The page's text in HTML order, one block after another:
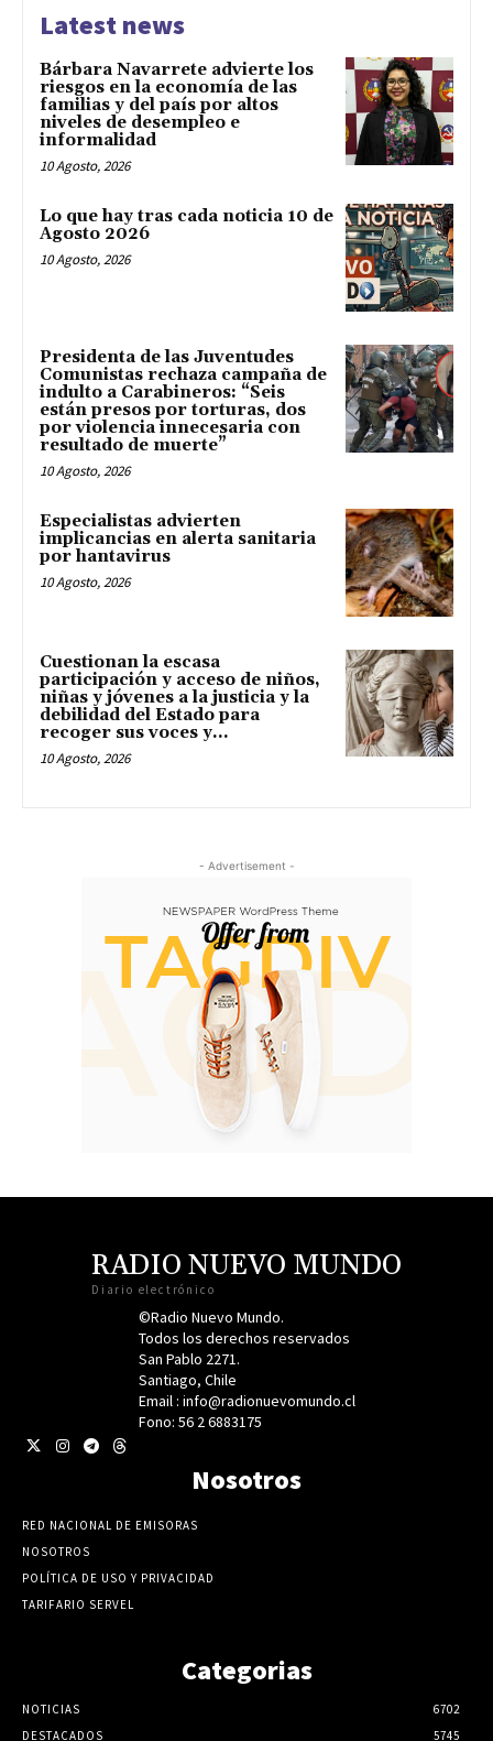
Latest news
Bárbara Navarrete advierte los
riesgos en la economía de las
familias y del país por altos
niveles de desempleo e
informalidad
10 Agosto, 2026
Lo que hay tras cada noticia 10 de
Agosto 2026
10 Agosto, 2026
Presidenta de las Juventudes
Comunistas rechaza campaña de
indulto a Carabineros: “Seis
están presos por torturas, dos
por violencia innecesaria con
resultado de muerte”
10 Agosto, 2026
Especialistas advierten
implicancias en alerta sanitaria
por hantavirus
10 Agosto, 2026
Cuestionan la escasa
participación y acceso de niños,
niñas y jóvenes a la justicia y la
debilidad del Estado para
recoger sus voces y...
10 Agosto, 2026
- Advertisement -
RADIO NUEVO MUNDO
Diario electrónico
©Radio Nuevo Mundo.
Todos los derechos reservados
San Pablo 2271.
Santiago, Chile
Email : info@radionuevomundo.cl
Fono: 56 2 6883175
Nosotros
RED NACIONAL DE EMISORAS
NOSOTROS
POLÍTICA DE USO Y PRIVACIDAD
TARIFARIO SERVEL
Categorias
NOTICIAS
6702
DESTACADOS
5745